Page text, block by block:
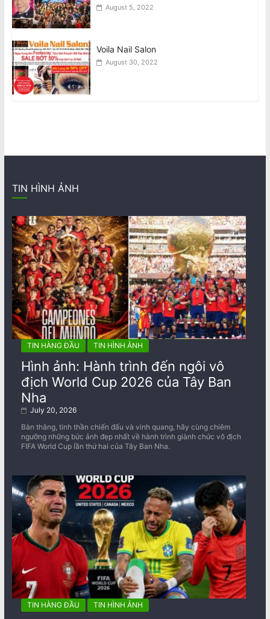
August 5, 2022
Voila Nail Salon
August 30, 2022
TIN HÌNH ẢNH
TIN HÀNG ĐẦU TIN HÌNH ẢNH
Hình ảnh: Hành trình đến ngôi vô
địch World Cup 2026 của Tây Ban
Nha
July 20, 2026
Bàn thắng, tinh thần chiến đấu và vinh quang, hãy cùng chiêm
ngưỡng những bức ảnh đẹp nhất về ​​hành trình giành chức vô địch
FIFA World Cup lần thứ hai của Tây Ban Nha.
TIN HÀNG ĐẦU TIN HÌNH ẢNH